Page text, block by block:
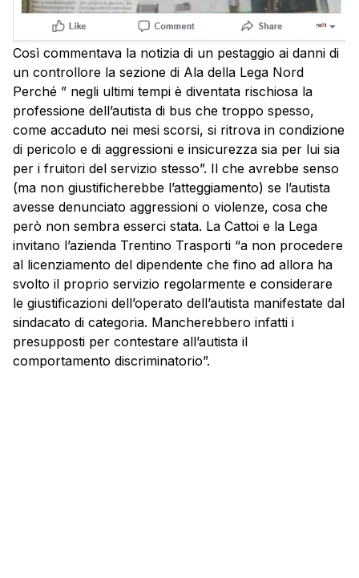
Così commentava la notizia di un pestaggio ai danni di
un controllore la sezione di Ala della Lega Nord
Perché ” negli ultimi tempi è diventata rischiosa la
professione dell’autista di bus che troppo spesso,
come accaduto nei mesi scorsi, si ritrova in condizione
di pericolo e di aggressioni e insicurezza sia per lui sia
per i fruitori del servizio stesso”. Il che avrebbe senso
(ma non giustificherebbe l’atteggiamento) se l’autista
avesse denunciato aggressioni o violenze, cosa che
però non sembra esserci stata. La Cattoi e la Lega
invitano l’azienda Trentino Trasporti “a non procedere
al licenziamento del dipendente che fino ad allora ha
svolto il proprio servizio regolarmente e considerare
le giustificazioni dell’operato dell’autista manifestate dal
sindacato di categoria. Mancherebbero infatti i
presupposti per contestare all’autista il
comportamento discriminatorio”.